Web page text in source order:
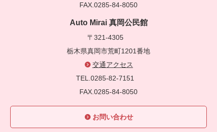
FAX.0285-84-8050
Auto Mirai 真岡公民館
〒321-4305
栃木県真岡市荒町1201番地
交通アクセス
TEL.0285-82-7151
FAX.0285-84-8050
お問い合わせ